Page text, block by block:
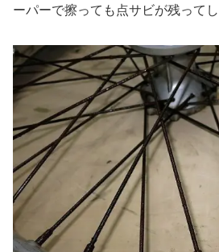
ーパーで擦っても点サビが残ってし